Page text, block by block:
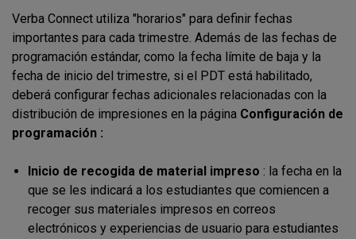
Verba Connect utiliza "horarios" para definir fechas
importantes para cada trimestre. Además de las fechas de
programación estándar, como la fecha límite de baja y la
fecha de inicio del trimestre, si el PDT está habilitado,
deberá configurar fechas adicionales relacionadas con la
distribución de impresiones en la página Configuración de
programación :
Inicio de recogida de material impreso : la fecha en la
que se les indicará a los estudiantes que comiencen a
recoger sus materiales impresos en correos
electrónicos y experiencias de usuario para estudiantes